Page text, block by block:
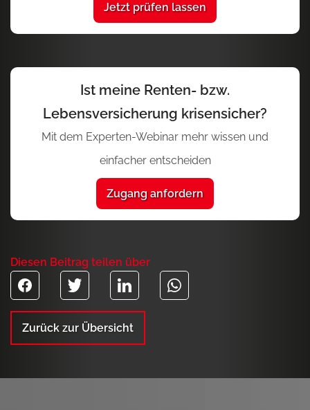
Jetzt prüfen lassen
Ist meine Renten- bzw.
Lebensversicherung krisensicher?
Mit dem Experten-Webinar mehr wissen und
einfacher entscheiden
Zugang anfordern
Diesen Beitrag teilen über
Zurück zur Übersicht